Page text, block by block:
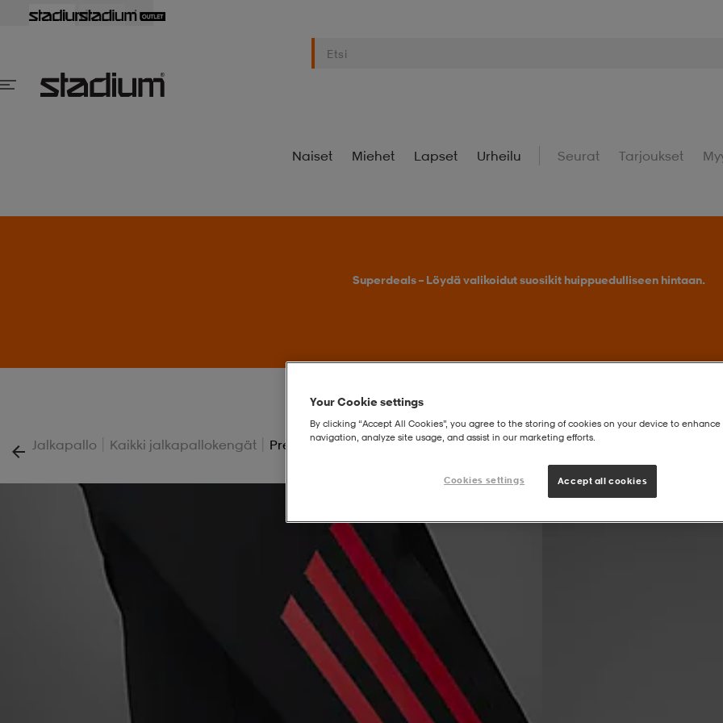
Naiset Miehet Lapset Urheilu Seurat Tarjoukset
Superdeals – Löydä valikoidut suosikit huippuedulliseen hintaan.
Jalkapallo | Kaikki jalkapallokengät | Predator Elite Fg
Your Cookie settings
By clicking “Accept All Cookies”, you agree to the storing of cookies on your device to enhance
navigation, analyze site usage, and assist in our marketing efforts.
Cookies settings Accept all cookies